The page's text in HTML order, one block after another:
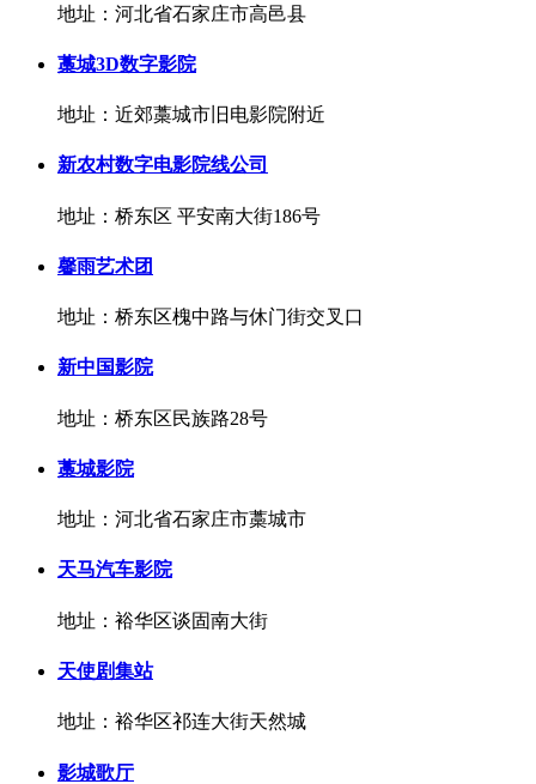
地址：河北省石家庄市高邑县
藁城3D数字影院
地址：近郊藁城市旧电影院附近
新农村数字电影院线公司
地址：桥东区 平安南大街186号
馨雨艺术团
地址：桥东区槐中路与休门街交叉口
新中国影院
地址：桥东区民族路28号
藁城影院
地址：河北省石家庄市藁城市
天马汽车影院
地址：裕华区谈固南大街
天使剧集站
地址：裕华区祁连大街天然城
影城歌厅